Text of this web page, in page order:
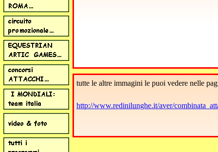
tutte le altre immagini le puoi vedere nelle
http://www.redinilunghe.it/aver/